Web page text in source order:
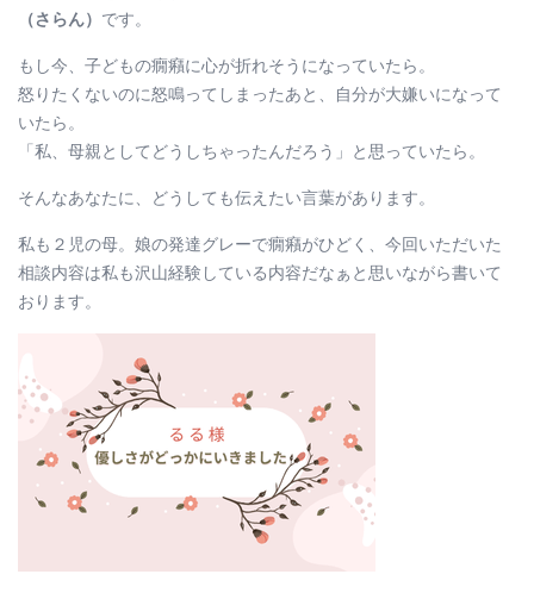
（さらん） です。
もし今、子どもの癇癪に心が折れそうになっていたら。
怒りたくないのに怒鳴ってしまったあと、自分が大嫌いになって
いたら。
「私、母親としてどうしちゃったんだろう」と思っていたら。
そんなあなたに、どうしても伝えたい言葉があります。
私も２児の母。娘の発達グレーで癇癪がひどく、今回いただいた
相談内容は私も沢山経験している内容だなぁと思いながら書いて
おります。